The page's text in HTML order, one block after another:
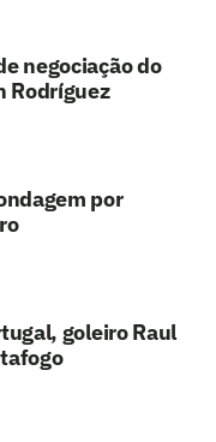
negociação do
Rodríguez
por
goleiro Raul